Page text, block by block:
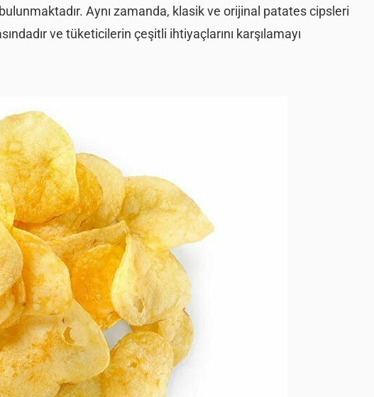
Aynı zamanda, klasik ve orijinal patates cipsleri
ve tüketicilerin çeşitli ihtiyaçlarını karşılamayı